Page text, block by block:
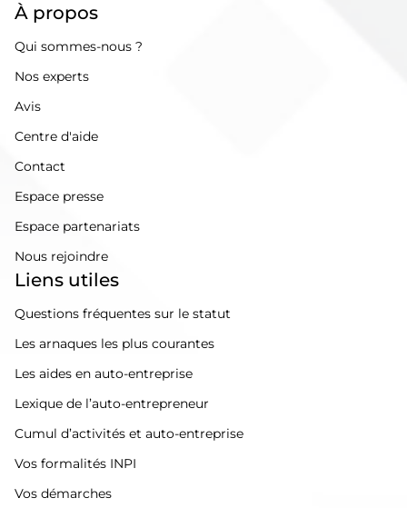
À propos
Qui sommes-nous ?
Nos experts
Avis
Centre d'aide
Contact
Espace presse
Espace partenariats
Nous rejoindre
Liens utiles
Questions fréquentes sur le statut
Les arnaques les plus courantes
Les aides en auto-entreprise
Lexique de l’auto-entrepreneur
Cumul d’activités et auto-entreprise
Vos formalités INPI
Vos démarches